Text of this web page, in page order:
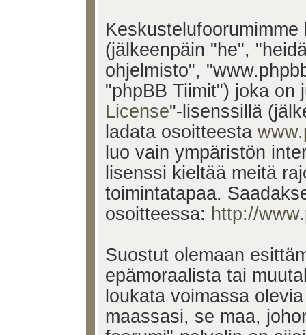
(jälkeenpäin "he",
ohjelmisto",
"phpBB Tiimit") joka on
License"-lisenssillä
ladata osoitteesta
luo vain ympäristön
lisenssi kieltää meitä
toimintatapaa.
osoitteessa: http://
Suostut olemaan
epämoraalista tai
loukata voimassa
maassasi, se maa,